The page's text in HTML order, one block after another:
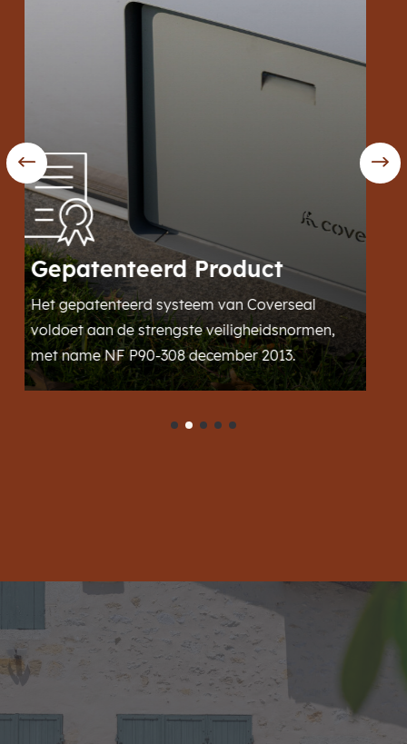
Coverseal
2013.
Renovatie & bouw
Onze afdekking is geschikt
bestaande zwembaden als
constructies. Ze past bij de
afmetingen, zonder dat er